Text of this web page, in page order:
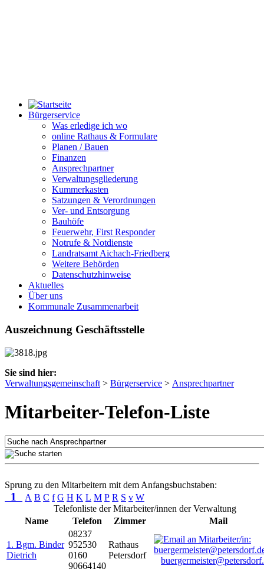
Bürgerservice
Was erledige ich wo
online Rathaus & Formulare
Planen / Bauen
Finanzen
Ansprechpartner
Verwaltungsgliederung
Kummerkasten
Satzungen & Verordnungen
Ver- und Entsorgung
Bauhöfe
Feuerwehr, First Responder
Notrufe & Notdienste
Landratsamt Aichach-Friedberg
Weitere Behörden
Datenschutzhinweise
Aktuelles
Über uns
Kommunale Zusammenarbeit
Auszeichnung Geschäftsstelle
Sie sind hier:
Verwaltungsgemeinschaft > Bürgerservice > Ansprechpartner
Mitarbeiter-Telefon-Liste
Sprung zu den Mitarbeitern mit dem Anfangsbuchstaben:
1 A B C f G H K L M P R S v W
Telefonliste der Mitarbeiter/innen der Verwaltung
Name
Telefon Zimmer Mail
1. Bgm. Binder
Dietrich
08237
952530
0160
90664140
Rathaus
Petersdorf